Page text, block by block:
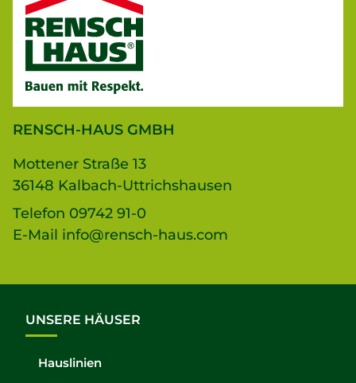
RENSCH-HAUS GMBH
Mottener Straße 13
36148 Kalbach-Uttrichshausen
Telefon 09742 91-0
E-Mail info@rensch-haus.com
UNSERE HÄUSER
Hauslinien